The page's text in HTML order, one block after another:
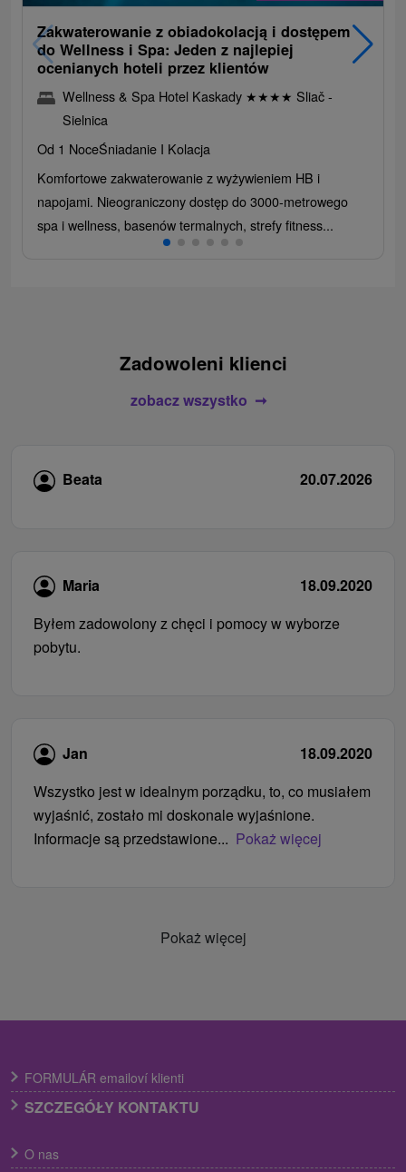
Zakwaterowanie z obiadokolacją i dostępem
do Wellness i Spa: Jeden z najlepiej
ocenianych hoteli przez klientów
Wellness & Spa Hotel Kaskady ★★★★ Sliač -
Sielnica
Od 1 NoceŚniadanie I Kolacja
Komfortowe zakwaterowanie z wyżywieniem HB i
napojami. Nieograniczony dostęp do 3000-metrowego
spa i wellness, basenów termalnych, strefy fitness...
Zadowoleni klienci
zobacz wszystko
Beata 20.07.2026
Maria
18.09.2020
Byłem zadowolony z chęci i pomocy w wyborze
pobytu.
Jan
18.09.2020
Wszystko jest w idealnym porządku, to, co musiałem
wyjaśnić, zostało mi doskonale wyjaśnione.
Informacje są przedstawione... Pokaż więcej
Pokaż więcej
FORMULÁR emailoví klienti
SZCZEGÓŁY KONTAKTU
O nas